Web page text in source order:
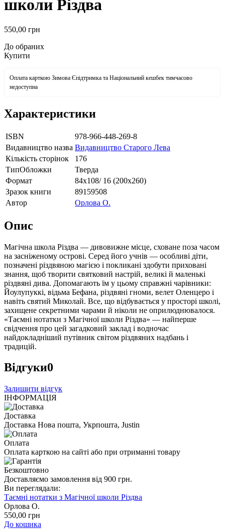
школи Різдва
550,00 грн
До обраних
Купити
Оплата карткою Зимова Єпідтримка та Національний кешбек тимчасово
недоступна
Характеристики
ISBN
978-966-448-269-8
Видавництво назва Видавництво Старого Лева
Кількість сторінок
176
ТипОбложки
Тверда
Формат
84х108/ 16 (200х260)
Зразок книги
89159508
Автор
Орлова О.
Опис
Магічна школа Різдва — дивовижне місце, сховане поза часом
на засніженому острові. Серед його учнів — особ­ливі діти,
позначені різдвяною магією і покликані здобути приховані
знання, щоб творити святковий настрій, великі й маленькі
різдвяні дива. Допомагають їм у цьому справжні чарівники:
Йоулупуккі, відьма Бефана, різдвяні гноми, велет Оленцеро і
навіть святий Миколай. Все, що відбувається у просторі школі,
захищене секретними чарами й ніколи не оприлюднювалося.
«Таємні нотатки з ­Магічної школи Різдва» — найперше
свідчення про цей загадковий заклад і водночас
найдокладніший путівник світом різдвяних надбань і
традицій.
Відгуки0
Залишити відгук
ІНФОРМАЦІЯ
Доставка
Доставка Нова пошта, Укрпошта, Justin
Оплата
Оплата карткою на сайті або при отриманні товару
Безкоштовно
Доставляємо замовлення від 900 грн.
Ви переглядали:
Таємні нотатки з Магічної школи Різдва
Орлова О.
550,00 грн
До кошика